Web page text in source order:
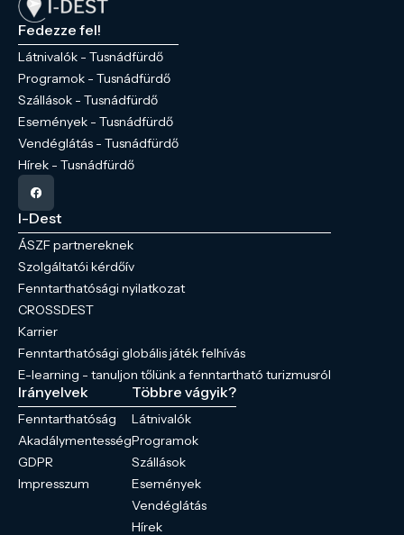
Fedezze fel!
Látnivalók - Tusnádfürdő
Programok - Tusnádfürdő
Szállások - Tusnádfürdő
Események - Tusnádfürdő
Vendéglátás - Tusnádfürdő
Hírek - Tusnádfürdő
I-Dest
ÁSZF partnereknek
Szolgáltatói kérdőív
Fenntarthatósági nyilatkozat
CROSSDEST
Karrier
Fenntarthatósági globális játék felhívás
E-learning - tanuljon tőlünk a fenntartható turizmusról
Irányelvek
Fenntarthatóság
Akadálymentesség
GDPR
Impresszum
Többre vágyik?
Látnivalók
Programok
Szállások
Események
Vendéglátás
Hírek